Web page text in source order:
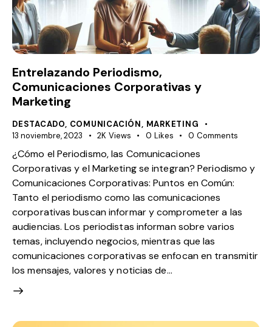
Entrelazando Periodismo,
Comunicaciones Corporativas y
Marketing
DESTACADO, COMUNICACIÓN, MARKETING
13 noviembre, 2023
2K Views 0 Likes 0 Comments
¿Cómo el Periodismo, las Comunicaciones
Corporativas y el Marketing se integran? Periodismo y
Comunicaciones Corporativas: Puntos en Común:
Tanto el periodismo como las comunicaciones
corporativas buscan informar y comprometer a las
audiencias. Los periodistas informan sobre varios
temas, incluyendo negocios, mientras que las
comunicaciones corporativas se enfocan en transmitir
los mensajes, valores y noticias de…